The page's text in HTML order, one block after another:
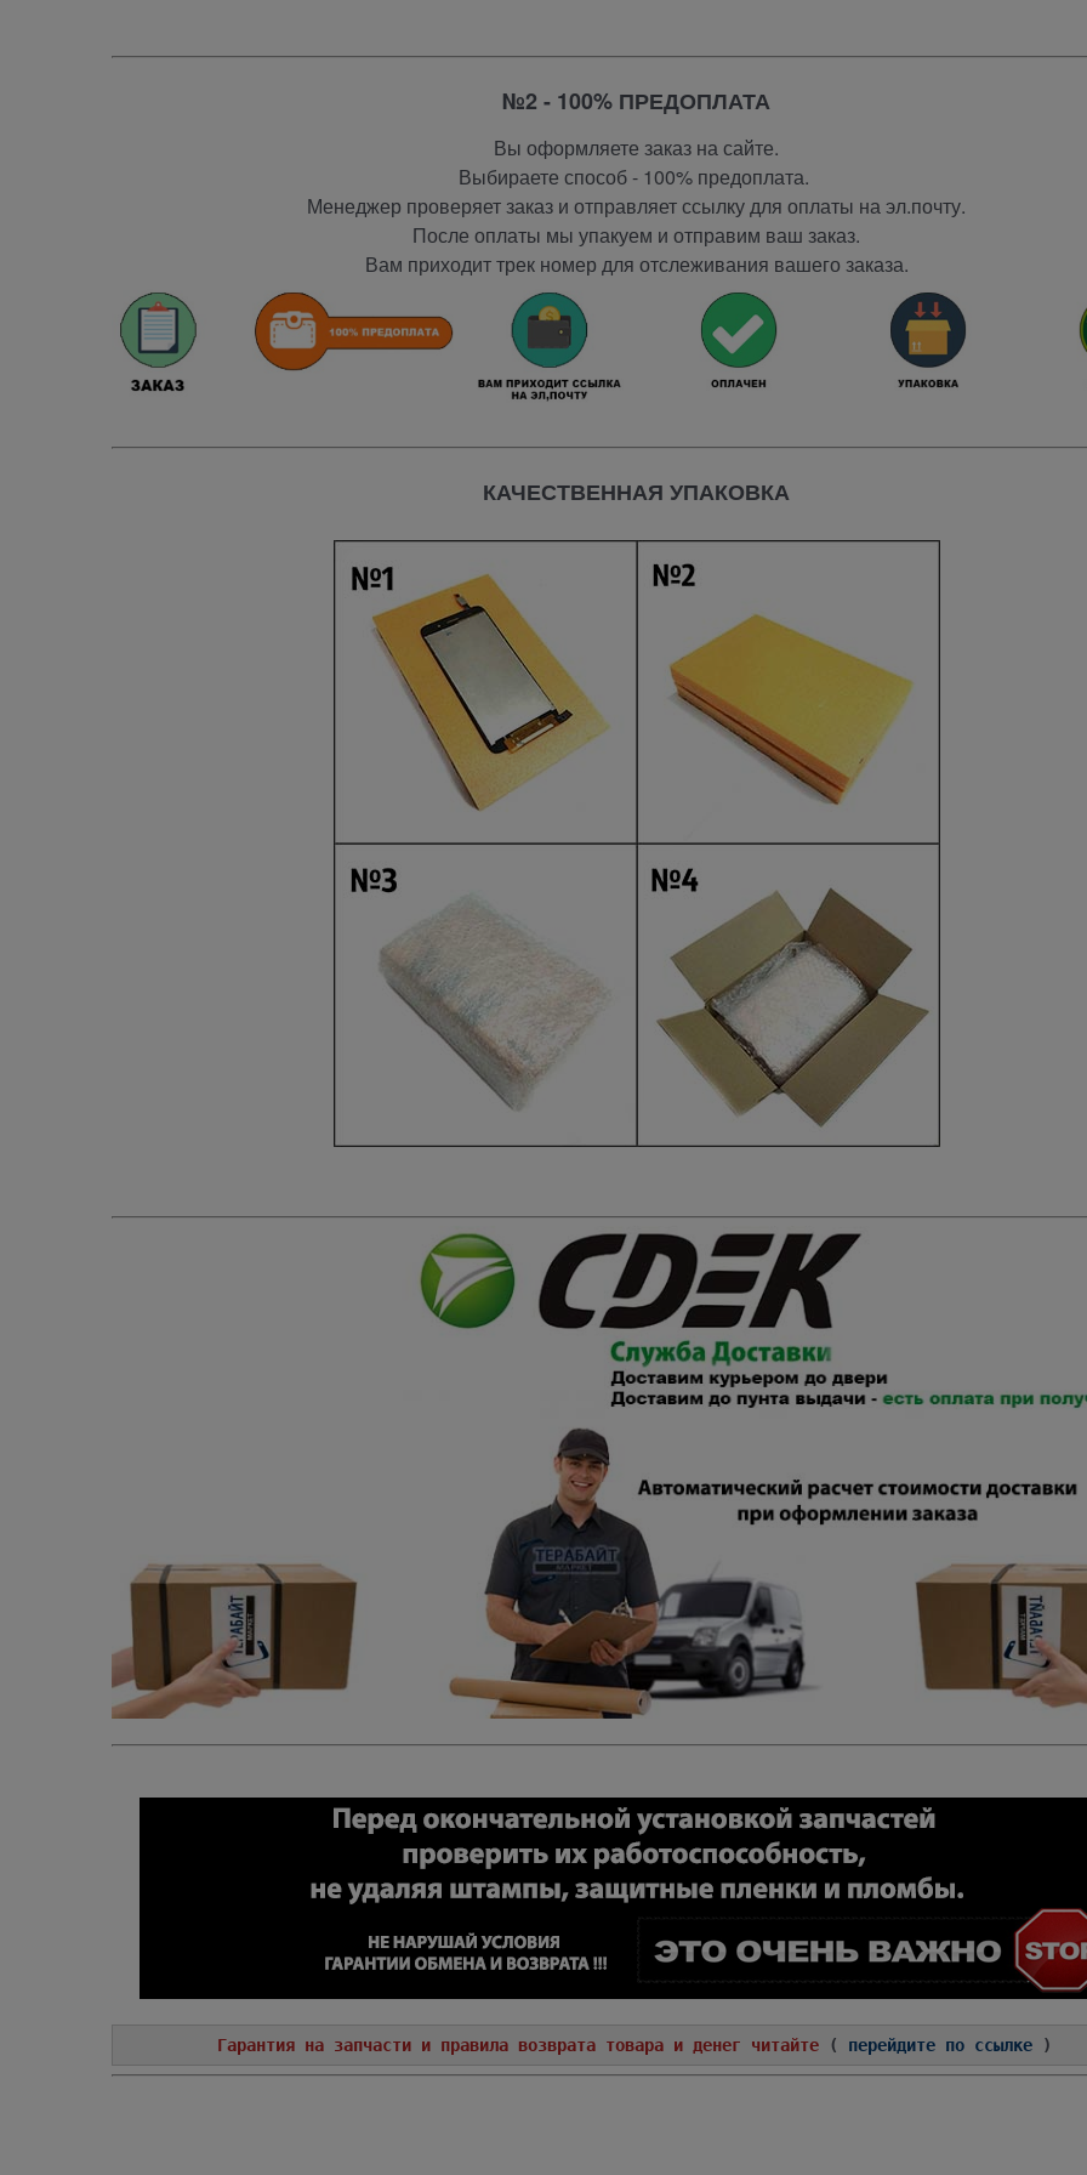
№2 - 100% ПРЕДОПЛАТА
Вы оформляете заказ на сайте.
Выбираете способ - 100% предоплата.
Менеджер проверяет заказ и отправляет ссылку для оплаты на эл.почту.
После оплаты мы упакуем и отправим ваш заказ.
Вам приходит трек номер для отслеживания вашего заказа.
КАЧЕСТВЕННАЯ УПАКОВКА
Гарантия на запчасти и правила возврата товара и денег читайте( перейдите по ссылке)